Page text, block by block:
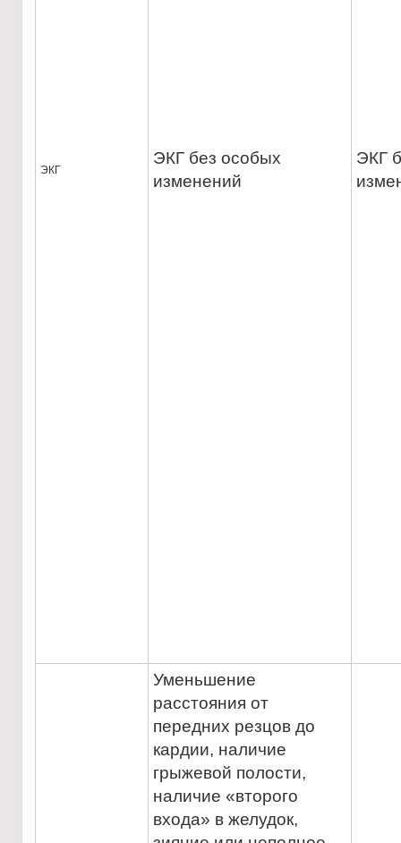
ЭКГ
ЭКГ без особых
изменений
ЭКГ
Уменьшение
расстояния от
передних резцов до
кардии, наличие
грыжевой полости,
наличие «второго
входа» в желудок,